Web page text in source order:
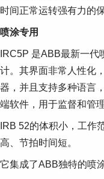
时间正常运转强有力的保
喷涂专用
IRC5P 是ABB最新一
计。其界面非常人性化
器，并且支持多种语言
端软件，用于监督和管
IRB 52的体积小，工作
高、节拍时间短。
它集成了ABB独特的喷